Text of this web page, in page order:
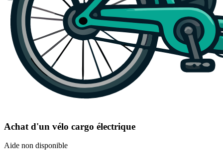
Achat d'un vélo cargo électrique
Aide non disponible